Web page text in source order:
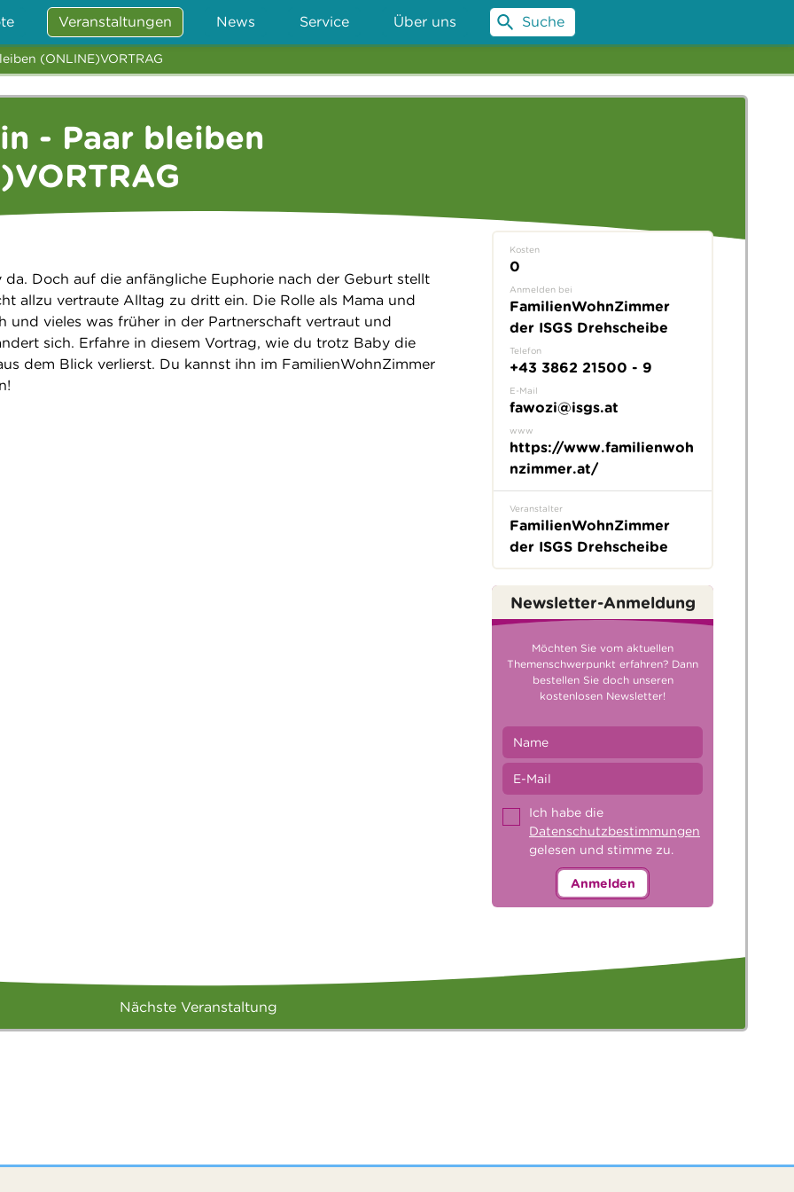
Veranstaltungen News Service Über uns Suche
(ONLINE)VORTRAG
- Paar bleiben
da. Doch auf die anfängliche Euphorie nach der Geburt stellt
allzu vertraute Alltag zu dritt ein. Die Rolle als Mama und
und vieles was früher in der Partnerschaft vertraut und
sich. Erfahre in diesem Vortrag, wie du trotz Baby die
dem Blick verlierst. Du kannst ihn im FamilienWohnZimmer
Kosten
0
Anmelden bei
FamilienWohnZimmer
der ISGS Drehscheibe
Telefon
+43 3862 21500 - 9
E-Mail
fawozi@isgs.at
www
https://www.familienwoh
nzimmer.at/
Veranstalter
FamilienWohnZimmer
der ISGS Drehscheibe
Newsletter-Anmeldung
Möchten Sie vom aktuellen
Themenschwerpunkt erfahren? Dann
bestellen Sie doch unseren
kostenlosen Newsletter!
Ich habe die
Datenschutzbestimmungen
gelesen und stimme zu.
Anmelden
Nächste Veranstaltung